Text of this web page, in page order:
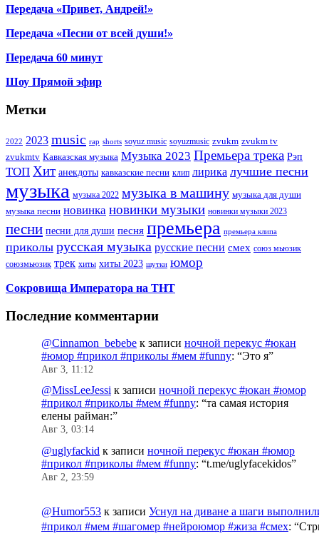
Передача «Привет, Андрей!»
Передача «Песни от всей души!»
Передача 60 минут
Шоу Прямой эфир
Метки
2022 2023 music rap shorts soyuz music soyuzmusic zvukm zvukm tv
zvukmtv Кавказская музыка Музыка 2023 Премьера трека Рэп
ТОП Хит анекдоты кавказские песни клип лирика лучшие песни
музыка музыка 2022 музыка в машину музыка для души
музыка песни новинка новинки музыки новинки музыки 2023
песни песни для души песня премьера премьера клипа
приколы русская музыка русские песни смех союз мьюзик
союзмьюзик трек хиты хиты 2023 шутки юмор
Сокровища Императора на ТНТ
Последние комментарии
@Cinnamon_bebebe к записи ночной перекус #юкан
#юмор #прикол #приколы #мем #funny: “Это я”
Авг 3, 11:12
@MissLeeJessi к записи ночной перекус #юкан #юмор
#прикол #приколы #мем #funny: “та самая история
елены райман:”
Авг 3, 03:14
@uglyfackid к записи ночной перекус #юкан #юмор
#прикол #приколы #мем #funny: “t.me/uglyfacekidos”
Авг 2, 23:59
@Humor553 к записи Уснул на диване а шаги
#прикол #мем #шагомер #нейроюмор #жиза #смех: “